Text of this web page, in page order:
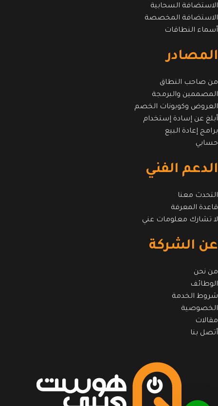
الاستضافة السحابية
الاستضافة المخصصة
أسماء النطاقات
المصادر
من صاحب النطاق
المصممين والبرمجة
العروض وكوبونات الخصم
أبلغ عن إسادة إستخدام
برامج إعادة البيع
حسابي
الدعم الفني
التحدث معنا
قاعدة المعرفة
لا تشارك معلومات عني
عن الشركة
من نحن
الوطائف
شروط الخدمة
الخصوصية
مقالات
أتصل بنا